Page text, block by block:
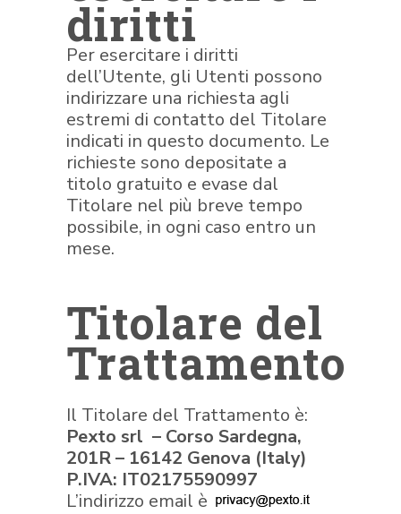
diritti
Per esercitare i diritti
dell’Utente, gli Utenti possono
indirizzare una richiesta agli
estremi di contatto del Titolare
indicati in questo documento. Le
richieste sono depositate a
titolo gratuito e evase dal
Titolare nel più breve tempo
possibile, in ogni caso entro un
mese.
Titolare del
Trattamento
Il Titolare del Trattamento è:
Pexto srl – Corso Sardegna,
201R – 16142 Genova (Italy)
P.IVA: IT02175590997
L’indirizzo email è